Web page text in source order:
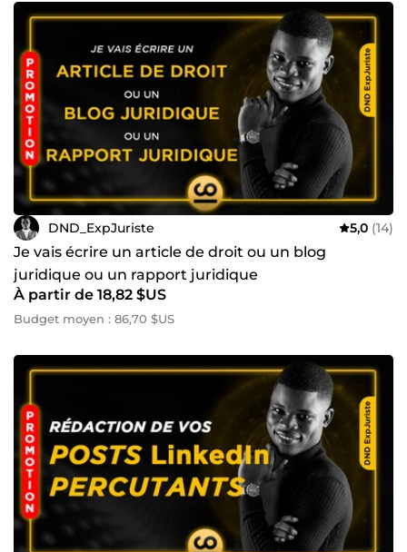
DND_ExpJuriste 5,0 (14)
Je vais écrire un article de droit ou un blog
juridique ou un rapport juridique
À partir de 18,82 $US
Budget moyen : 86,70 $US